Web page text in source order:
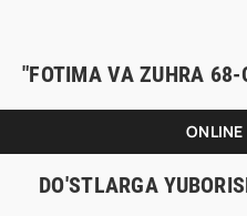
"FOTIMA VA ZUHRA
DO'STLARGA